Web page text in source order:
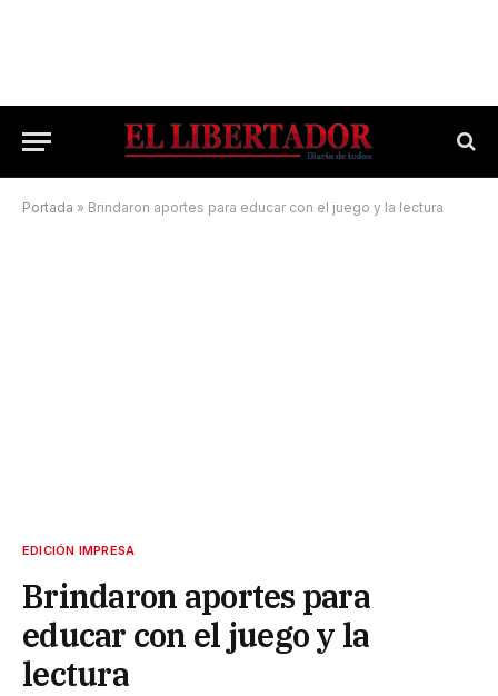
Portada » Brindaron aportes para educar con el juego y la lectura
EDICIÓN IMPRESA
Brindaron aportes para
educar con el juego y la
lectura